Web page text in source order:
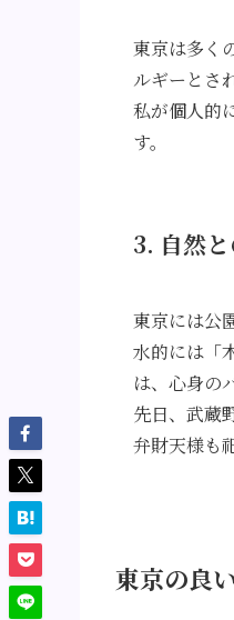
東京は多く
ルギーとさ
私が個人的
す。
3. 自然
東京には公
水的には「
は、心身の
先日、武蔵
弁財天様も
東京の良